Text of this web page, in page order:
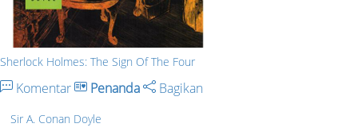
Sherlock Holmes: The Sign Of The Four
Komentar Penanda Bagikan
Sir A. Conan Doyle